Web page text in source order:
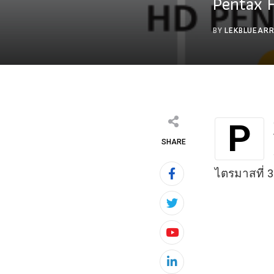
BY
SHARE
Youtube
LinkedIn
P
ไตรมาสที่